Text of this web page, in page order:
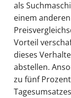
als
einem
Vorteil
dieses
abstellen.
zu fünf